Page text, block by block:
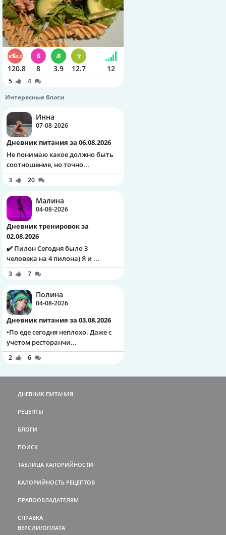
120.8 8 3.9 12.7 12
5
4
Интересные блоги
Инна
07-08-2026
Дневник питания за 06.08.2026
Не понимаю какое должно быть
соотношение, но точно...
3 20
Малина
04-08-2026
Дневник тренировок за
02.08.2026
✔️ Пилон Сегодня было 3
человека на 4 пилона) Я и ...
3 7
Полина
04-08-2026
Дневник питания за 03.08.2026
▪️По еде сегодня неплохо. Даже с
учетом ресторанчи...
2 6
ДНЕВНИК ПИТАНИЯ
РЕЦЕПТЫ
БЛОГИ
ПОИСК
ТАБЛИЦА КАЛОРИЙНОСТИ
КАЛОРИЙНОСТЬ РЕЦЕПТОВ
ПРАВООБЛАДАТЕЛЯМ
СПРАВКА
ВЕРСИИ/ОПЛАТА